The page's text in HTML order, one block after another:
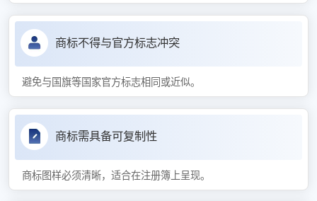
商标不得与官方标志冲突
避免与国旗等国家官方标志相同或近似。
商标需具备可复制性
商标图样必须清晰，适合在注册簿上呈现。